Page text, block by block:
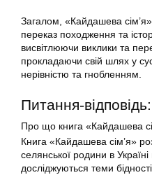
Загалом, «Кайдашева
переказ походження та
висвітлюючи виклики та
прокладаючи свій шлях у
нерівністю та гнобленням.
Питання-відповідь:
Про що книга «Кайдашева
Книга «Кайдашева сім’я»
селянської родини в Україні
досліджуються теми